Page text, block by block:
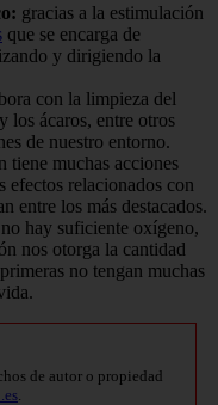
gracias a la estimulación
que se encarga de
y dirigiendo la
con la limpieza del
los ácaros, entre otros
de nuestro entorno.
tiene muchas acciones
efectos relacionados con
entre los más destacados.
hay suficiente oxígeno,
nos otorga la cantidad
no tengan muchas
de autor o propiedad